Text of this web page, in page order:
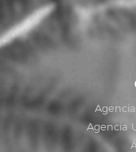
Agencia